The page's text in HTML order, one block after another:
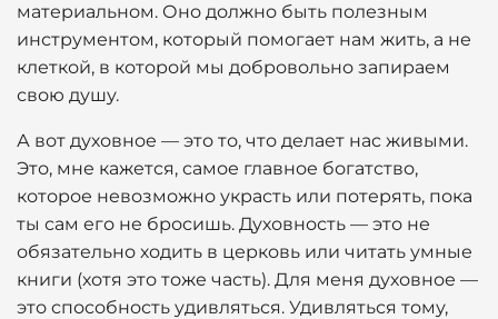
материальном. Оно должно быть полезным
инструментом, который помогает нам жить, а не
клеткой, в которой мы добровольно запираем
свою душу.
А вот духовное — это то, что делает нас живыми.
Это, мне кажется, самое главное богатство,
которое невозможно украсть или потерять, пока
ты сам его не бросишь. Духовность — это не
обязательно ходить в церковь или читать умные
книги (хотя это тоже часть). Для меня духовное —
это способность удивляться. Удивляться тому,